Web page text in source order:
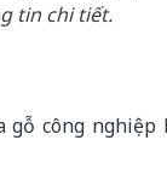
tin chi tiết.